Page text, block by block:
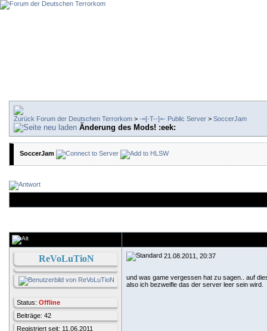
Forum der Deutschen Terrorkom > -=[-T--]=- Public Server > SoccerJam
Änderung des Mods! :eek:
SoccerJam
ReVoLuTioN
Status: Offline
Beiträge: 42
Registriert seit: 11.06.2011
21.08.2011, 20:37
und was game vergessen hat zu sagen.. auf
also ich bezweifle das der server leer sein wird.